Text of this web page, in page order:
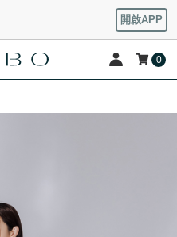
開啟APP
0